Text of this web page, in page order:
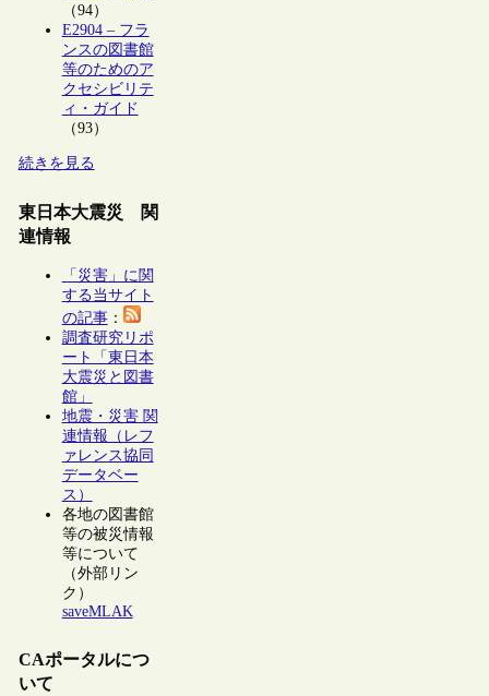
（94）
E2904 – フラ
ンスの図書館
等のためのア
クセシビリテ
ィ・ガイド
（93）
続きを見る
東日本大震災 関
連情報
「災害」に関
する当サイト
の記事：
調査研究リポ
ート「東日本
大震災と図書
館」
地震・災害 関
連情報（レフ
ァレンス協同
データベー
ス）
各地の図書館
等の被災情報
等について
（外部リン
ク）
saveMLAK
CAポータルにつ
いて